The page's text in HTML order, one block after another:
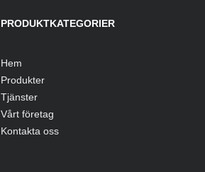
PRODUKTKATEGORIER
Hem
Produkter
Tjänster
Vårt företag
Kontakta oss